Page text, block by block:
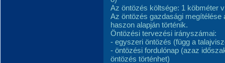
Az öntözés költsége: 1 köbméter
Az öntözés gazdasági
haszon alapján történik.
Öntözési tervezési irányszámai:
- egyszeri öntözés (függ a
- öntözési fordulónap (azaz
öntözés történhet)